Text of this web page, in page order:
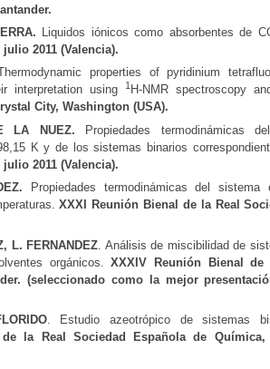
Liquidos iónicos como absorbentes de
2011 (Valencia).
properties of pyridinium
interpretation using1 H-NMR spectroscopy
City, Washington (USA).
LA NUEZ. Propiedades termodinámicas
K y de los sistemas binarios
2011 (Valencia).
Propiedades termodinámicas del sistema
XXXI Reunión Bienal de la Real
L. FERNANDEZ . Análisis de miscibilidad de
orgánicos.XXXIV Reunión Bienal de
(seleccionado como la mejor
. Estudio azeotrópico de sistemas
la Real Sociedad Española de Química,